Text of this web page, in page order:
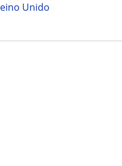
Reino Unido